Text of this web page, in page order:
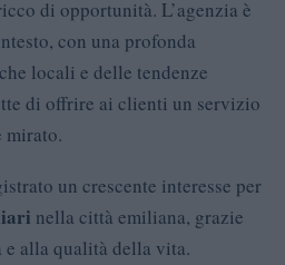
di opportunità. L’agenzia è
con una profonda
locali e delle tendenze
di offrire ai clienti un servizio
mirato.
un crescente interesse per
nella città emiliana, grazie
e alla qualità della vita.